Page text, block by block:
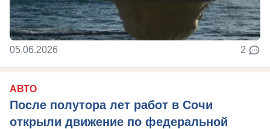
05.06.2026 2
АВТО
После полутора лет работ в Сочи
открыли движение по федеральной